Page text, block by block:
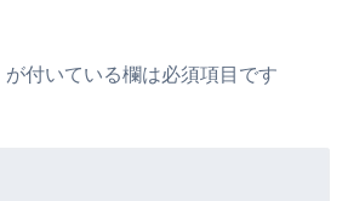
が付いている欄は必須項目です